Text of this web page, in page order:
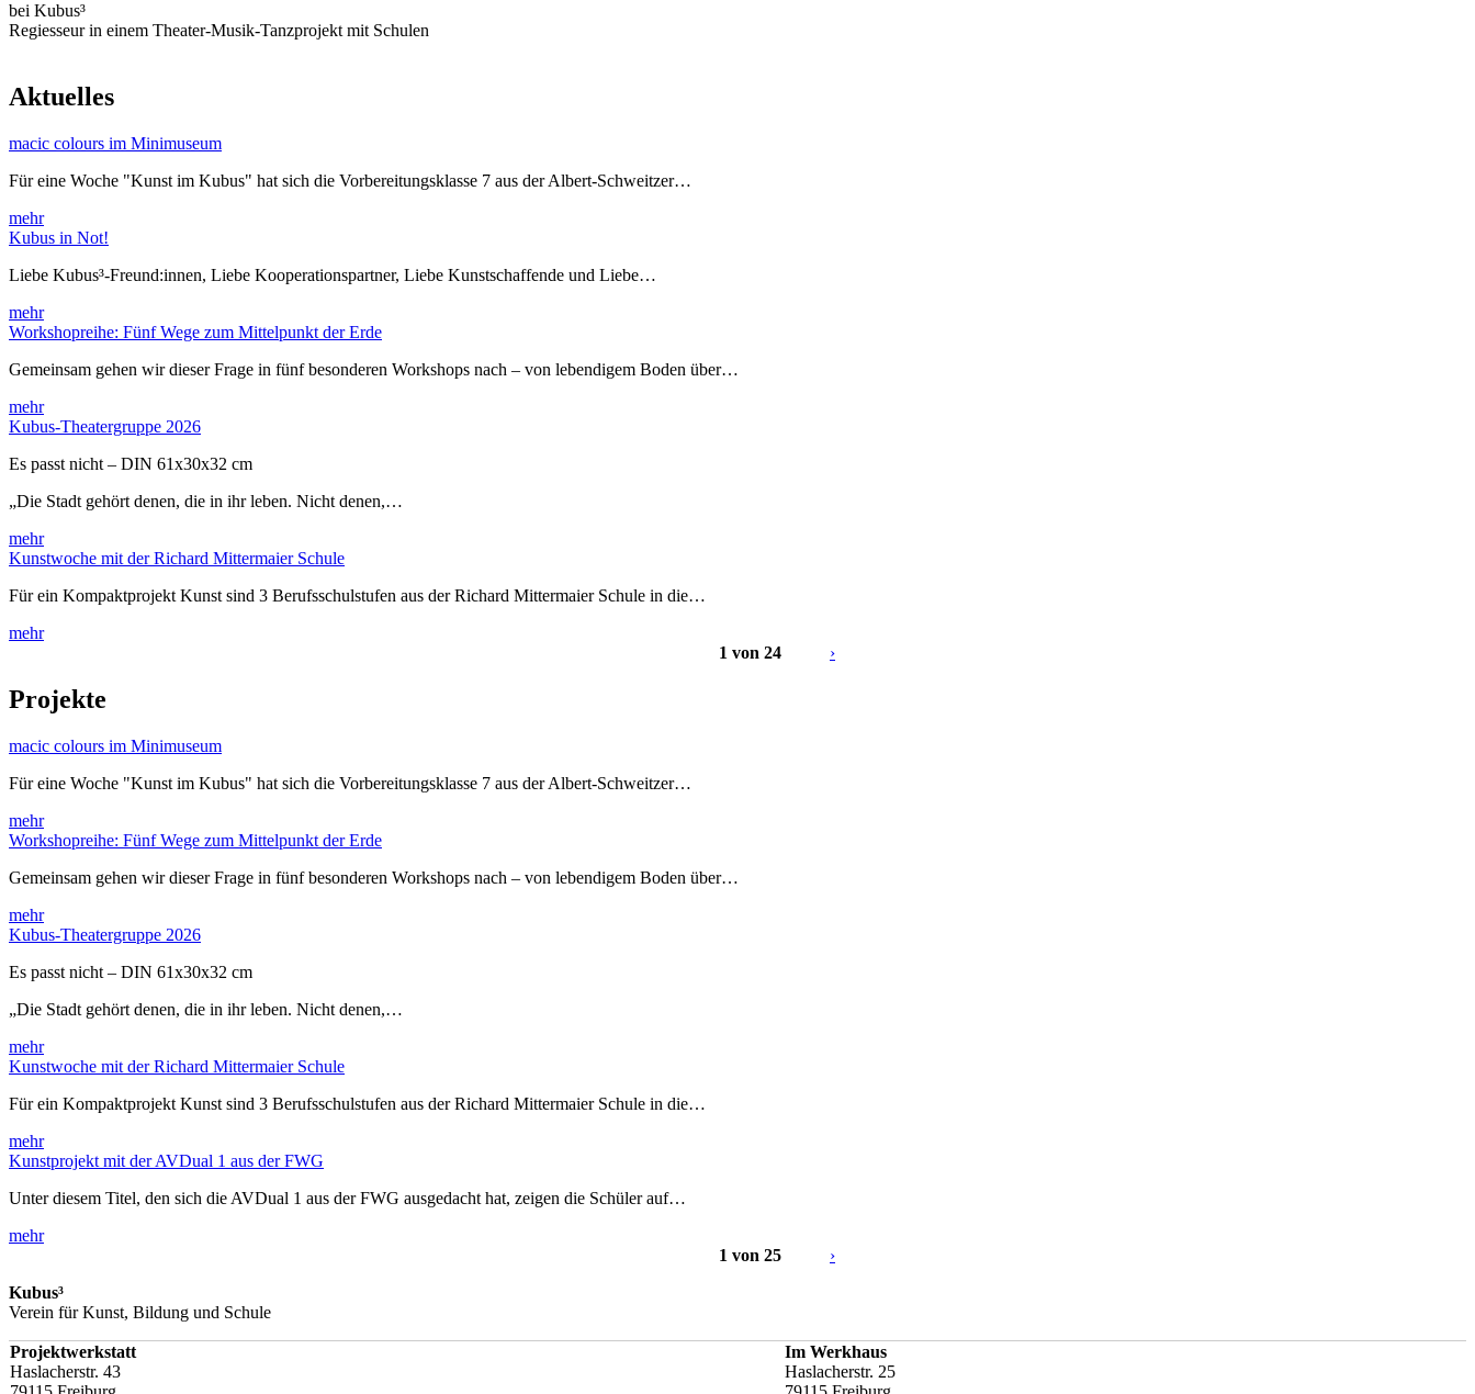
bei Kubus³
Regiesseur in einem Theater-Musik-Tanzprojekt mit Schulen
Aktuelles
macic colours im Minimuseum
Für eine Woche "Kunst im Kubus" hat sich die Vorbereitungsklasse 7 aus der Albert-Schweitzer…
mehr
Kubus in Not!
Liebe Kubus³-Freund:innen, Liebe Kooperationspartner, Liebe Kunstschaffende und Liebe…
mehr
Workshopreihe: Fünf Wege zum Mittelpunkt der Erde
Gemeinsam gehen wir dieser Frage in fünf besonderen Workshops nach – von lebendigem Boden über…
mehr
Kubus-Theatergruppe 2026
Es passt nicht – DIN 61x30x32 cm
„Die Stadt gehört denen, die in ihr leben. Nicht denen,…
mehr
Kunstwoche mit der Richard Mittermaier Schule
Für ein Kompaktprojekt Kunst sind 3 Berufsschulstufen aus der Richard Mittermaier Schule in die…
mehr
1 von 24
›
Projekte
macic colours im Minimuseum
Für eine Woche "Kunst im Kubus" hat sich die Vorbereitungsklasse 7 aus der Albert-Schweitzer…
mehr
Workshopreihe: Fünf Wege zum Mittelpunkt der Erde
Gemeinsam gehen wir dieser Frage in fünf besonderen Workshops nach – von lebendigem Boden über…
mehr
Kubus-Theatergruppe 2026
Es passt nicht – DIN 61x30x32 cm
„Die Stadt gehört denen, die in ihr leben. Nicht denen,…
mehr
Kunstwoche mit der Richard Mittermaier Schule
Für ein Kompaktprojekt Kunst sind 3 Berufsschulstufen aus der Richard Mittermaier Schule in die…
mehr
Kunstprojekt mit der AVDual 1 aus der FWG
Unter diesem Titel, den sich die AVDual 1 aus der FWG ausgedacht hat, zeigen die Schüler auf…
mehr
1 von 25
›
Kubus³
Verein für Kunst, Bildung und Schule
Projektwerkstatt
Haslacherstr. 43
Im Werkhaus
Haslacherstr. 25